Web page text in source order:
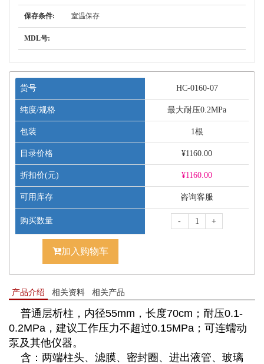
保存条件: 室温保存
MDL号:
货号 HC-0160-07
纯度/规格 最大耐压0.2MPa
包装 1根
目录价格 ¥1160.00
折扣价(元) ¥1160.00
可用库存 咨询客服
购买数量 - +
加入购物车
产品介绍 相关资料 相关产品
普通层析柱，内径55mm，长度70cm；耐压0.1-
0.2MPa，建议工作压力不超过0.15MPa；可连蠕动
泵及其他仪器。
含：两端柱头、滤膜、密封圈、进出液管、玻璃